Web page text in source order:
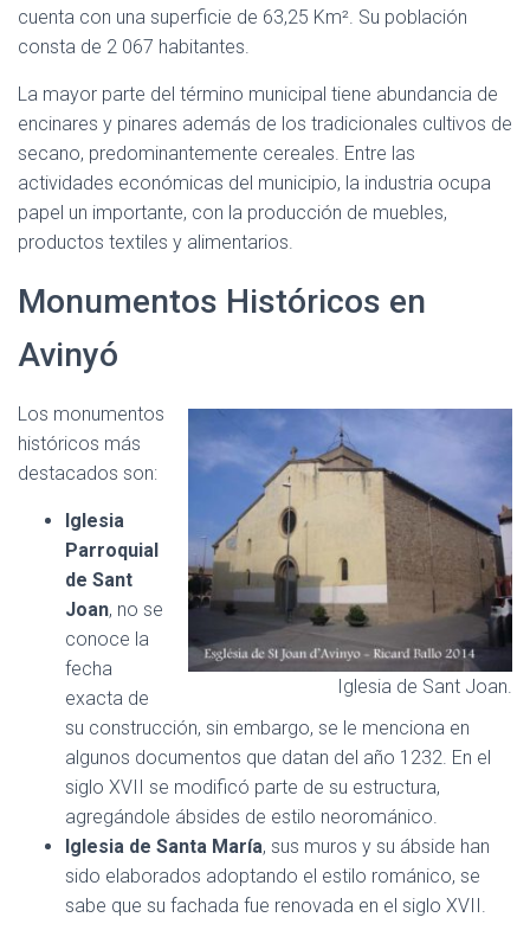
cuenta con una superficie de 63,25 Km². Su población
consta de 2 067 habitantes.
La mayor parte del término municipal tiene abundancia de
encinares y pinares además de los tradicionales cultivos de
secano, predominantemente cereales. Entre las
actividades económicas del municipio, la industria ocupa
papel un importante, con la producción de muebles,
productos textiles y alimentarios.
Monumentos Históricos en
Avinyó
Iglesia de Sant Joan.
Los monumentos
históricos más
destacados son:
Iglesia
Parroquial
de Sant
Joan, no se
conoce la
fecha
exacta de
su construcción, sin embargo, se le menciona en
algunos documentos que datan del año 1232. En el
siglo XVII se modificó parte de su estructura,
agregándole ábsides de estilo neorománico.
Iglesia de Santa María, sus muros y su ábside han
sido elaborados adoptando el estilo románico, se
sabe que su fachada fue renovada en el siglo XVII.